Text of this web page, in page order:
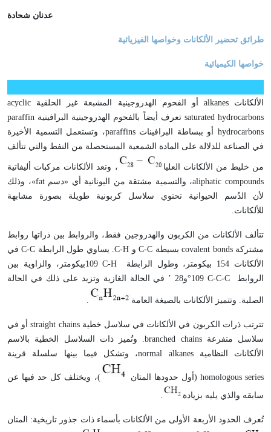
عدنان شحادة
طرائق تحضير الألكانات وخواصها الفيزيائية
خواصها الكيميائية
الألكاناتalkanes أو الفحوم الهدروجينية المشبعة غير الحلقية acyclic
saturated hydrocarbons تعرف أيضاً بالفحوم الهدروجينية البرافينية paraffin
hydrocarbonsأو ببساطة البرافيناتparaffins، وتستعمل التسمية الأخيرة
في الصناعة للدلالة على المادة الشمعية المستحصلة من النفط والتي تتألف
من خليط من الألكانات العليا
، وتعد الألكانات مركبات أليفاتية
aliphatic compounds، والتسمية مشتقة من اليونانية أي «دسمfat»، وذلك
لأن الدُسم الحيوانية تحتوي سلاسل كربونية طويلة بصورة مشابهة
للألكانات.
تتألف الألكانات من الكربون والهدروجين فقط، والروابط بين ذراتها روابط
مشتركةcovalent bondsبسيطة C-Cو C-H. يساوي طول الرابطة C-Cفي
الألكانات 154 بيكومتر، وطول الرابطة
C-H
109بيكومتر، والزاوية بين
الروابط C-C-C
109
° و28 ’ في الحالة الغازية وتزيد على ذلك في الحالة
الصلبة. وتتميز الألكانات بالصيغة العامة .
تترتب ذرات الكربون في الألكانات في سلاسل خطيةstraight chainsأو في
سلاسل متفرعةbranched chains. وتُميز ذات السلاسل الخطية بالاسم
الألكانات النظاميةnormal alkanes، وتشكل فيما بينها سلسلة قرينة
homologous series (أول حدودها المتان
)، ويختلف كل حد فيها عن
سابقه والذي يليه بزيادة
.
تُعرف الحدود الأربعة الأولى من الألكانات بأسماء ذات جذور تاريخية: المتان